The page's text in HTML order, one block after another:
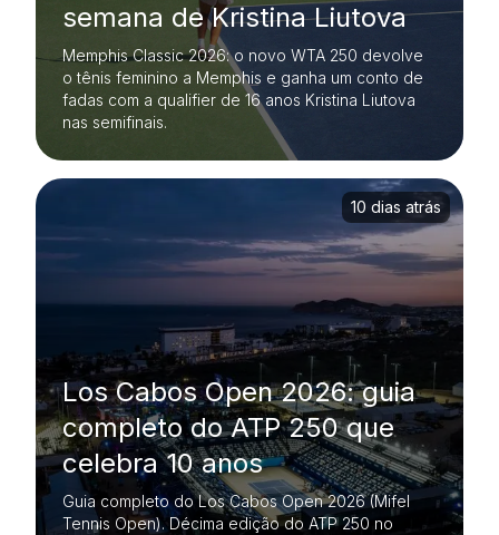
semana de Kristina Liutova
Memphis Classic 2026: o novo WTA 250 devolve
o tênis feminino a Memphis e ganha um conto de
fadas com a qualifier de 16 anos Kristina Liutova
nas semifinais.
Los Cabos Open 2026: guia
completo do ATP 250 que
celebra 10 anos
Guia completo do Los Cabos Open 2026 (Mifel
Tennis Open). Décima edição do ATP 250 no
10 dias atrás